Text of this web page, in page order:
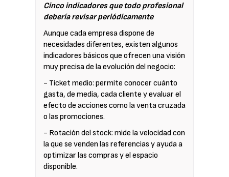
Cinco indicadores que todo profesional
debería revisar periódicamente
Aunque cada empresa dispone de
necesidades diferentes, existen algunos
indicadores básicos que ofrecen una visión
muy precisa de la evolución del negocio:
- Ticket medio: permite conocer cuánto
gasta, de media, cada cliente y evaluar el
efecto de acciones como la venta cruzada
o las promociones.
- Rotación del stock: mide la velocidad con
la que se venden las referencias y ayuda a
optimizar las compras y el espacio
disponible.